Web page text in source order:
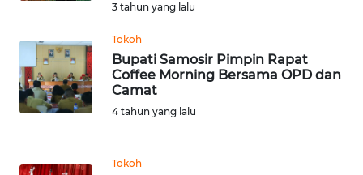
3 tahun yang lalu
Tokoh
Bupati Samosir Pimpin Rapat
Coffee Morning Bersama OPD dan
Camat
4 tahun yang lalu
Tokoh
WN
BABEL